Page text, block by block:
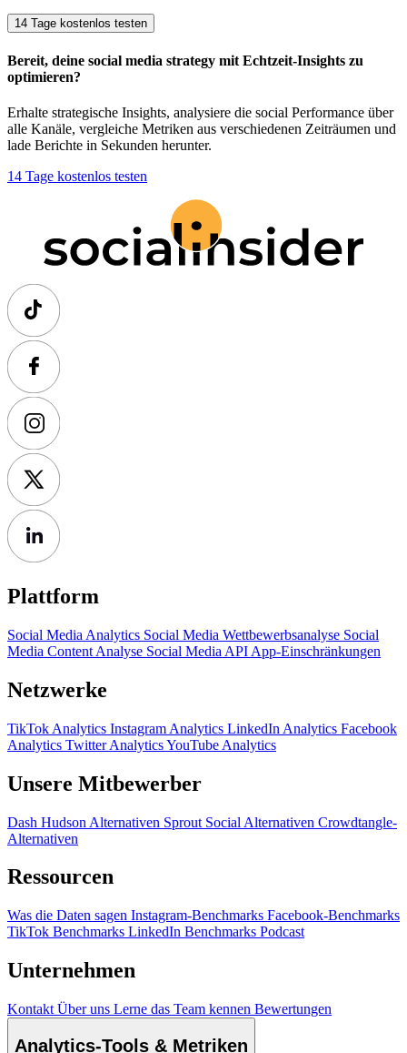
14 Tage kostenlos testen
Bereit, deine social media strategy mit Echtzeit-Insights zu
optimieren?
Erhalte strategische Insights, analysiere die social Performance über
alle Kanäle, vergleiche Metriken aus verschiedenen Zeiträumen und
lade Berichte in Sekunden herunter.
14 Tage kostenlos testen
Plattform
Social Media Analytics Social Media Wettbewerbsanalyse Social
Media Content Analyse Social Media API App-Einschränkungen
Netzwerke
TikTok Analytics Instagram Analytics LinkedIn Analytics Facebook
Analytics Twitter AnalyticsYouTube Analytics
Unsere Mitbewerber
Dash Hudson Alternativen Sprout Social Alternativen Crowdtangle-
Alternativen
Ressourcen
Was die Daten sagen Instagram-Benchmarks Facebook-Benchmarks
TikTok Benchmarks LinkedIn Benchmarks Podcast
Unternehmen
Kontakt Über uns Lerne das Team kennen Bewertungen
Analytics-Tools & Metriken